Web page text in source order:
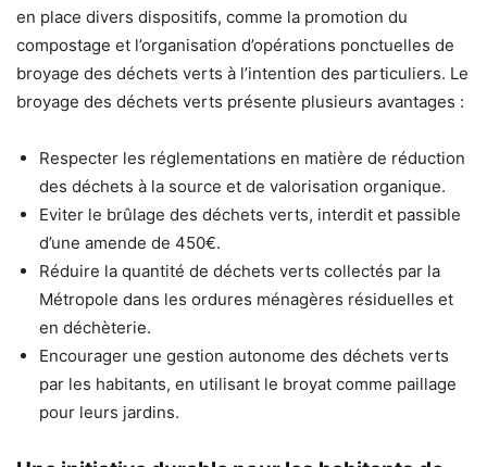
en place divers dispositifs, comme la promotion du
compostage et l’organisation d’opérations ponctuelles de
broyage des déchets verts à l’intention des particuliers. Le
broyage des déchets verts présente plusieurs avantages :
Respecter les réglementations en matière de réduction
des déchets à la source et de valorisation organique.
Eviter le brûlage des déchets verts, interdit et passible
d’une amende de 450€.
Réduire la quantité de déchets verts collectés par la
Métropole dans les ordures ménagères résiduelles et
en déchèterie.
Encourager une gestion autonome des déchets verts
par les habitants, en utilisant le broyat comme paillage
pour leurs jardins.